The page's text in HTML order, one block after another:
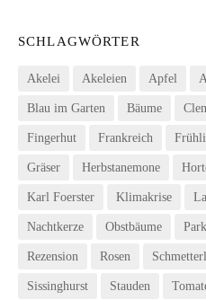
SCHLAGWÖRTER
Akelei Akeleien Apfel
Blau im Garten Bäume
Fingerhut Frankreich
Gräser Herbstanemone
Karl Foerster Klimakrise
Nachtkerze Obstbäume Park
Rezension Rosen
Sissinghurst Stauden